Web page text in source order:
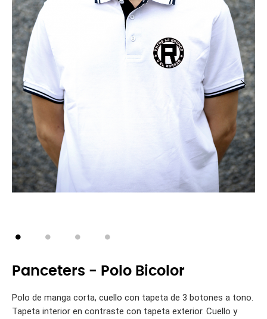
Panceters - Polo Bicolor
Polo de manga corta, cuello con tapeta de 3 botones a tono.
Tapeta interior en contraste con tapeta exterior. Cuello y